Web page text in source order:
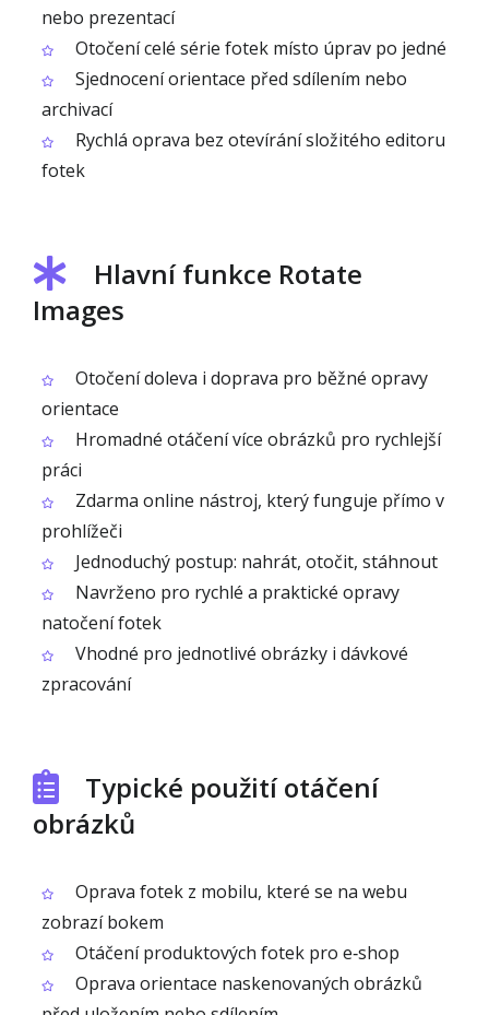
nebo prezentací
Otočení celé série fotek místo úprav po jedné
Sjednocení orientace před sdílením nebo
archivací
Rychlá oprava bez otevírání složitého editoru
fotek
Hlavní funkce Rotate
Images
Otočení doleva i doprava pro běžné opravy
orientace
Hromadné otáčení více obrázků pro rychlejší
práci
Zdarma online nástroj, který funguje přímo v
prohlížeči
Jednoduchý postup: nahrát, otočit, stáhnout
Navrženo pro rychlé a praktické opravy
natočení fotek
Vhodné pro jednotlivé obrázky i dávkové
zpracování
Typické použití otáčení
obrázků
Oprava fotek z mobilu, které se na webu
zobrazí bokem
Otáčení produktových fotek pro e‑shop
Oprava orientace naskenovaných obrázků